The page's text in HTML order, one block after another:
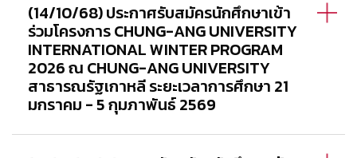
(14/10/68) ประกาศรับสมัครนักศึกษาเข้า
ร่วมโครงการ CHUNG-ANG UNIVERSITY
INTERNATIONAL WINTER PROGRAM
2026 ณ CHUNG-ANG UNIVERSITY
สาธารณรัฐเกาหลี ระยะเวลาการศึกษา 21
มกราคม - 5 กุมภาพันธ์ 2569